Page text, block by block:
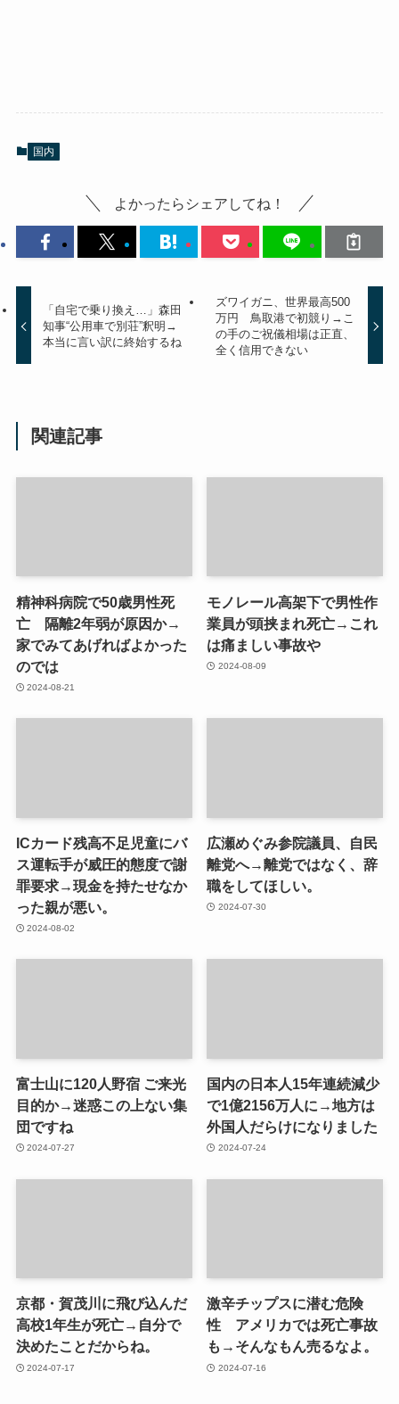
国内
よかったらシェアしてね！
「自宅で乗り換え…」森田
知事“公用車で別荘”釈明→
本当に言い訳に終始するね
ズワイガニ、世界最高500
万円 鳥取港で初競り→こ
の手のご祝儀相場は正直、
全く信用できない
関連記事
精神科病院で50歳男性死
亡 隔離2年弱が原因か→
家でみてあげればよかった
のでは
2024-08-21
モノレール高架下で男性作
業員が頭挟まれ死亡→これ
は痛ましい事故や
2024-08-09
ICカード残高不足児童にバ
ス運転手が威圧的態度で謝
罪要求→現金を持たせなか
った親が悪い。
2024-08-02
広瀬めぐみ参院議員、自民
離党へ→離党ではなく、辞
職をしてほしい。
2024-07-30
富士山に120人野宿 ご来光
目的か→迷惑この上ない集
団ですね
2024-07-27
国内の日本人15年連続減少
で1億2156万人に→地方は
外国人だらけになりました
2024-07-24
京都・賀茂川に飛び込んだ
高校1年生が死亡→自分で
決めたことだからね。
2024-07-17
激辛チップスに潜む危険
性 アメリカでは死亡事故
も→そんなもん売るなよ。
2024-07-16